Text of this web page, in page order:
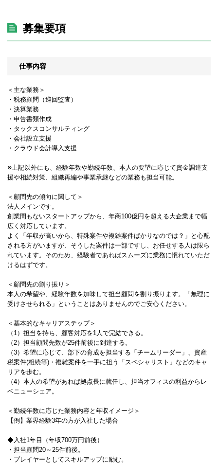
募集要項
仕事内容
＜主な業務＞
・税務顧問（巡回監査）
・決算業務
・申告書類作成
・タックスコンサルティング
・会社設立支援
・クラウド会計導入支援
※上記以外にも、経験年数や勤続年数、本人の要望に応じて資金調達支
援や相続対策、組織再編や事業承継などの業務も担当可能。
＜顧問先の傾向に関して＞
法人メインです。
創業間もないスタートアップから、年商100億円を超える大企業まで幅
広く対応しています。
よく「年収が高いから、特殊案件や複雑案件ばかりなのでは？」と心配
される方がいますが、そうした案件は一部ですし、お任せする人は限ら
れています。そのため、経験者であればスムーズに業務に慣れていただ
けるはずです。
＜顧問先の割り振り＞
本人の希望や、経験年数を加味して担当顧問を割り振ります。「無理に
受けさせられる」ということはありませんのでご安心ください。
＜基本的なキャリアステップ＞
（1）担当を持ち、顧客対応を1人で完結できる。
（2）担当顧問先数が25件前後に到達する。
（3）希望に応じて、部下の育成を担当する「チームリーダー」、資産
税案件(相続等)・複雑案件を一手に担う「スペシャリスト」などのキャ
リアを歩む。
（4）本人の希望があれば拠点長に就任し、担当オフィスの利益からレ
ベニューシェア。
＜勤続年数に応じた業務内容と年収イメージ＞
【例】業界経験3年の方が入社した場合
◆入社1年目（年収700万円前後）
・担当顧問20～25件前後。
・プレイヤーとしてスキルアップに励む。